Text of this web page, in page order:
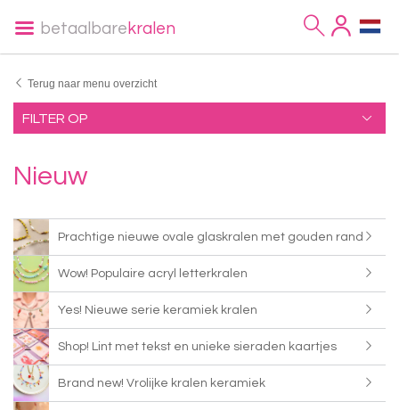
betaalbare kralen
Terug naar menu overzicht
FILTER OP
Nieuw
Prachtige nieuwe ovale glaskralen met gouden rand
Wow! Populaire acryl letterkralen
Yes! Nieuwe serie keramiek kralen
Shop! Lint met tekst en unieke sieraden kaartjes
Brand new! Vrolijke kralen keramiek